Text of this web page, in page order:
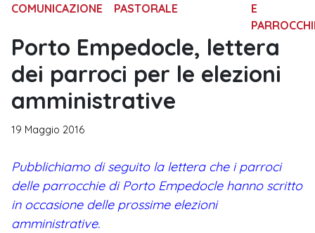
COMUNICAZIONE
PASTORALE
E
Porto Empedocle, lettera
dei parroci per le elezioni
amministrative
19 Maggio 2016
Pubblichiamo di seguito la lettera che i parroci
delle parrocchie di Porto Empedocle hanno scritto
in occasione delle prossime elezioni
amministrative.